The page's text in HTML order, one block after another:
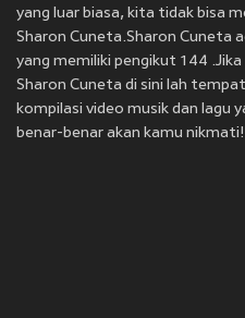
yang luar biasa, kita tidak bisa
Sharon Cuneta.Sharon Cuneta
yang memiliki pengikut 144
Sharon Cuneta di sini lah
kompilasi video musik dan lagu
benar-benar akan kamu nikmati!